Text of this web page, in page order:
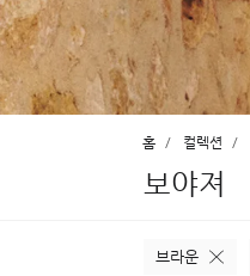
홈 컬렉션
보야져
브라운